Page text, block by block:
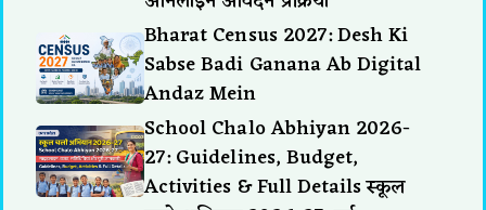
Bharat Census 2027: Desh Ki
Sabse Badi Ganana Ab Digital
Andaz Mein
School Chalo Abhiyan 2026-
27: Guidelines, Budget,
Activities & Full Details स्कूल